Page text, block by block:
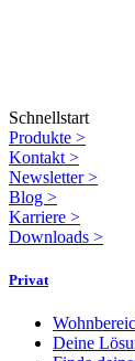
Schnellstart
Produkte >
Kontakt >
Newsletter>
Blog >
Karriere >
Downloads >
Privat
Deine